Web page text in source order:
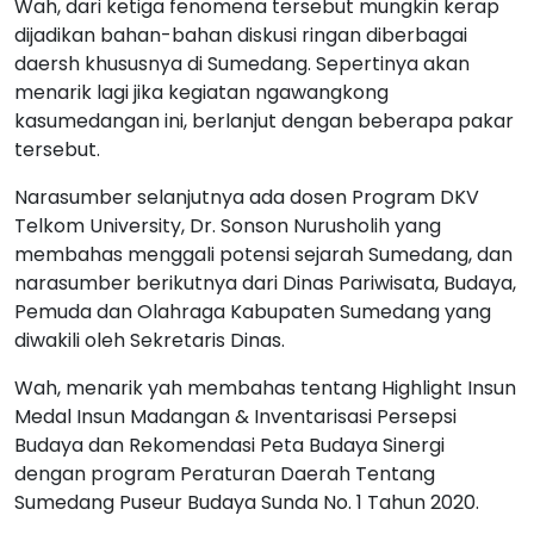
Wah, dari ketiga fenomena tersebut mungkin kerap
dijadikan bahan-bahan diskusi ringan diberbagai
daersh khususnya di Sumedang. Sepertinya akan
menarik lagi jika kegiatan ngawangkong
kasumedangan ini, berlanjut dengan beberapa pakar
tersebut.
Narasumber selanjutnya ada dosen Program DKV
Telkom University, Dr. Sonson Nurusholih yang
membahas menggali potensi sejarah Sumedang, dan
narasumber berikutnya dari Dinas Pariwisata, Budaya,
Pemuda dan Olahraga Kabupaten Sumedang yang
diwakili oleh Sekretaris Dinas.
Wah, menarik yah membahas tentang Highlight Insun
Medal Insun Madangan & Inventarisasi Persepsi
Budaya dan Rekomendasi Peta Budaya Sinergi
dengan program Peraturan Daerah Tentang
Sumedang Puseur Budaya Sunda No. 1 Tahun 2020.